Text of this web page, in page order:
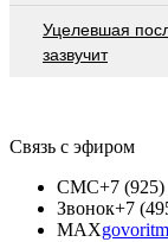
Уцелевшая
зазвучит
Связь с эфиром
СМС+7
Звонок+7
MAX